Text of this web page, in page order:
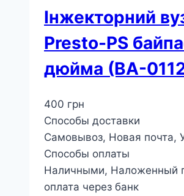
Інжекторний
Presto-PS
дюйма (ВА-
400 грн
Способы доставки
Самовывоз, Новая почта,
Способы оплаты
Наличными, Наложенный
оплата через банк